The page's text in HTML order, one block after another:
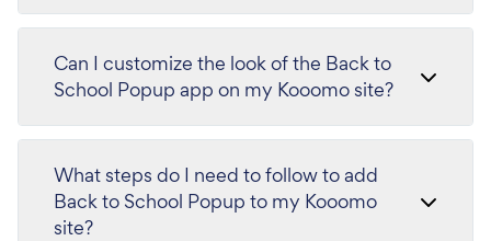
Can I customize the look of the Back to
School Popup app on my Kooomo site?
What steps do I need to follow to add
Back to School Popup to my Kooomo
site?